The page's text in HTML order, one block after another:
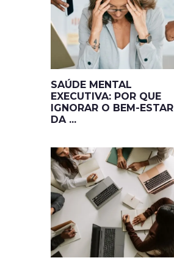
SAÚDE MENTAL
EXECUTIVA: POR QUE
IGNORAR O BEM-ESTAR
DA ...